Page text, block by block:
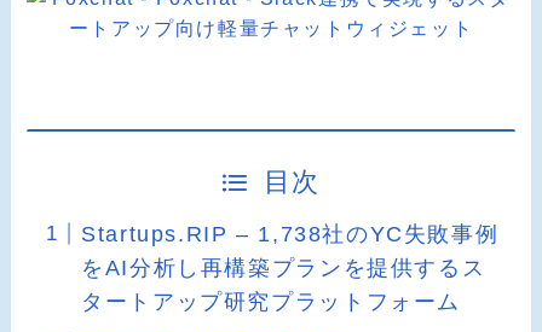
目次
Startups.RIP – 1,738社のYC失敗事例
をAI分析し再構築プランを提供するス
タートアップ研究プラットフォーム